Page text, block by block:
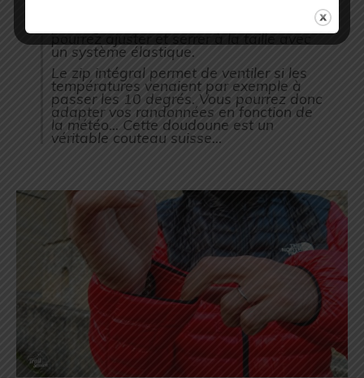
pourrez ajuster et serrer à la taille avec
un système élastique.
Le zip intégral permet de ventiler si les
températures venaient par exemple à
passer les 10 degrés. Vous pourrez donc
adapter vos randonnées en fonction de
la météo… Cette doudoune est un
véritable couteau suisse…